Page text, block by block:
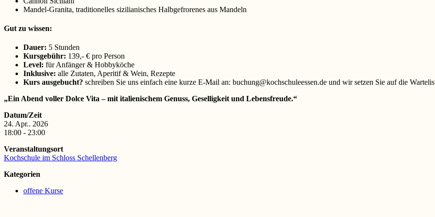
Mandel-Granita, traditionelles sizilianisches Halbgefrorenes aus Mandeln
Gut zu wissen:
Dauer: 5 Stunden
Kursgebühr: 139,- € pro Person
Level: für Anfänger & Hobbyköche
Inklusive: alle Zutaten, Aperitif & Wein, Rezepte
Kurs ausgebucht? schreiben Sie uns einfach eine kurze E-Mail an: buchung@kochschuleessen.de und wir setzen Sie auf die
„Ein Abend voller Dolce Vita – mit italienischem Genuss, Geselligkeit und Lebensfreude.“
Datum/Zeit
24. Apr.. 2026
18:00 - 23:00
Veranstaltungsort
Kochschule im Schloss Schellenberg
Kategorien
offene Kurse